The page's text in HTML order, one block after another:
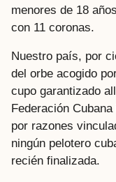
menores de 18
con 11 coronas.
Nuestro país, por
del orbe acogido
cupo garantizado
Federación
por razones
ningún pelotero
recién finalizada.